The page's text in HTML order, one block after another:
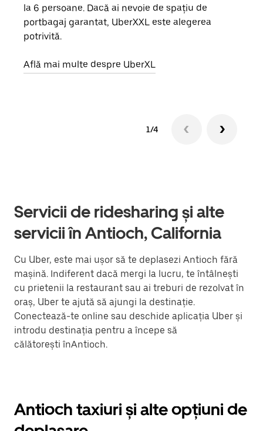
la 6 persoane. Dacă ai nevoie de spațiu de
portbagaj garantat, UberXXL este alegerea
potrivită.
Află mai multe despre UberXL
1/4
Servicii de ridesharing și alte
servicii în Antioch, California
Cu Uber, este mai ușor să te deplasezi Antioch fără
mașină. Indiferent dacă mergi la lucru, te întâlnești
cu prietenii la restaurant sau ai treburi de rezolvat în
oraș, Uber te ajută să ajungi la destinație.
Conectează-te online sau deschide aplicația Uber și
introdu destinația pentru a începe să
călătorești înAntioch.
Antioch taxiuri și alte opțiuni de